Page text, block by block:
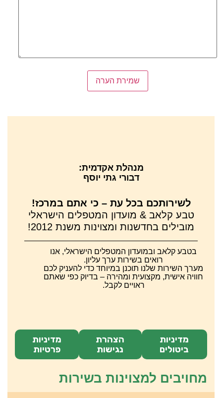
שמירת הערה
מנהלת אקדמית:
דבורי גתי יוסף
לשירותכם בכל עת – כי אתם במרכז!
טבע קלאב & מועדון המטפלים הישראלי
מובילים בחדשנות ומצוינות משנת 2012!
בטבע קלאב ובמועדון המטפלים הישראלי, אנו
רואים בשירות ערך עליון.
מערך השירות שלנו תוכנן במיוחד כדי להעניק לכם
חוויה אישית, מקצועית ומהירה – בדיוק כפי שאתם
ראויים לקבל.
מדיניות
ביטולים
הצהרת
נגישות
מדיניות
פרטיות
מחויבים למצוינות בשירות